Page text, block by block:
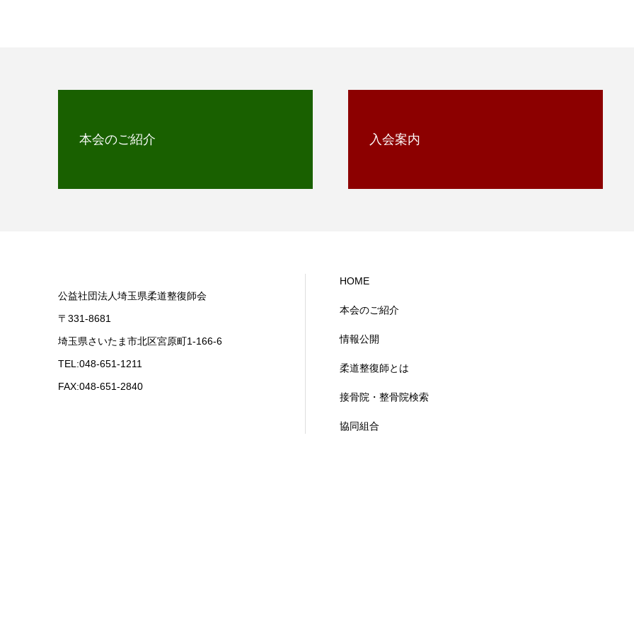
本会のご紹介 入会案内
公益社団法人埼玉県柔道整復師会
〒331-8681
埼玉県さいたま市北区宮原町1-166-6
TEL:048-651-1211
FAX:048-651-2840
HOME
本会のご紹介
情報公開
柔道整復師とは
接骨院・整骨院検索
協同組合